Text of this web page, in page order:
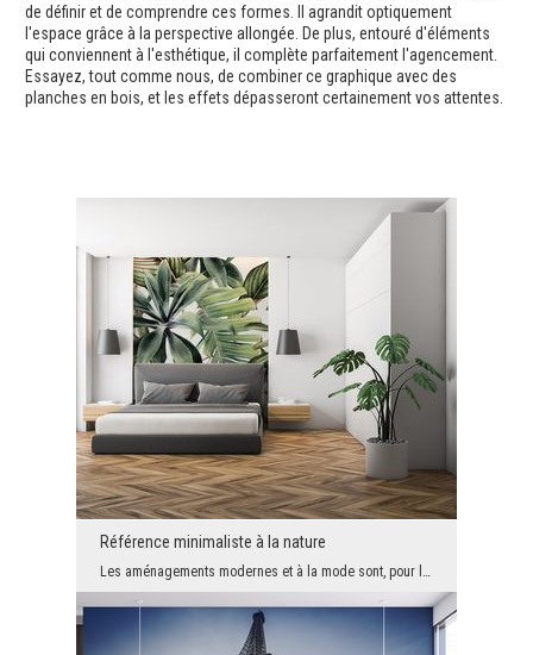
de définir et de comprendre ces formes. Il agrandit optiquement
l'espace grâce à la perspective allongée. De plus, entouré d'éléments
qui conviennent à l'esthétique, il complète parfaitement l'agencement.
Essayez, tout comme nous, de combiner ce graphique avec des
planches en bois, et les effets dépasseront certainement vos attentes.
Référence minimaliste à la nature